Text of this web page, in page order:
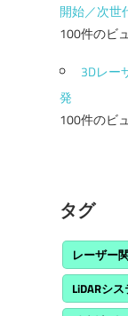
開始／次世
100件のビ
3Dレー
発
100件のビ
タグ
レーザー
LiDARシ